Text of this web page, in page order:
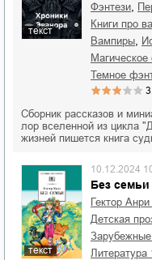
текст
фэнтези
книги про
вампиры
темное
3
Сборник рассказов и
лор вселенной из цикла
жизней пишется книга
текст
Без семьи
10.12.2024
Гектор
детская